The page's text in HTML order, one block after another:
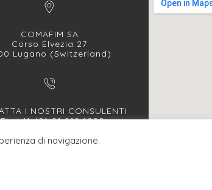
COMAFIM SA
Corso Elvezia 27
Lugano (Switzerland)
I NOSTRI CONSULENTI
+41 (0) 91 912 1090
di navigazione.